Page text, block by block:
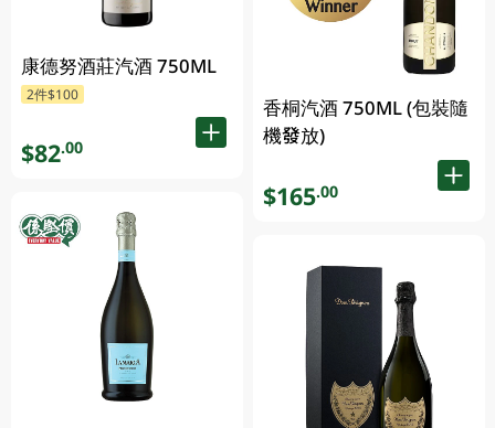
康德努酒莊汽酒 750ML
2件$100
$82.00
香桐汽酒 750ML (包裝隨
機發放)
$165.00